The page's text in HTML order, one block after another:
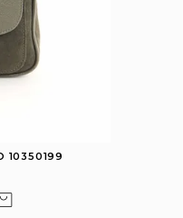
10350199